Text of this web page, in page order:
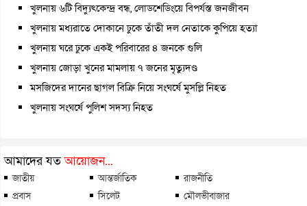
খুলনায় ৬টি বিদ্যুৎকেন্দ্র বন্ধ, লোডশেডিংয়ে বিপর্যস্ত জনজীবন
খুলনায় মধ্যরাতে দোকানে ঢুকে তাঁতী দল নেতাকে কুপিয়ে হত্যা
খুলনায় ঘরে ঢুকে একই পরিবারের ৪ জনকে গুলি
খুলনায় জোড়া খুনের মামলায় ৭ জনের মৃত্যুদণ্ড
মসজিদের দানের ছাগল বিক্রি নিয়ে সংঘর্ষে মুসল্লি নিহত
খুলনায় সংঘর্ষে পুলিশ সদস্য নিহত
আমাদের যতআয়োজন...
জাতীয় আন্তর্জাতিক
রাজনীতি
প্রবাস
সিলেট
মৌলভীবাজার